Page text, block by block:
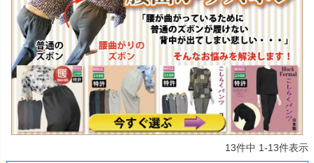
13件中 1-13件表示